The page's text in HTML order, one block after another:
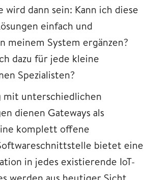
wird dann sein: Kann ich diese
einfach und
meinem System ergänzen?
dazu für jede kleine
Spezialisten?
mit unterschiedlichen
dienen Gateways als
komplett offene
bietet eine
in jedes existierende IoT-